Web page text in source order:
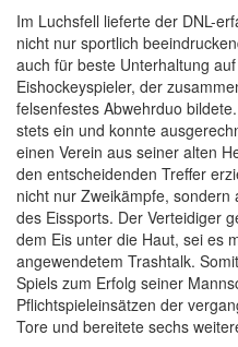
Im Luchsfell lieferte der DNL-
nicht nur sportlich
auch für beste Unterhaltung
Eishockeyspieler, der
felsenfestes Abwehrduo
stets ein und konnte
einen Verein aus seiner alten
den entscheidenden Treffer
nicht nur Zweikämpfe,
des Eissports. Der Verteidiger
dem Eis unter die Haut, sei es
angewendetem Trashtalk.
Spiels zum Erfolg seiner
Pflichtspieleinsätzen der
Tore und bereitete sechs